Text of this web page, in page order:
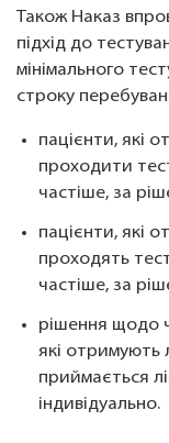
Також Наказ
підхід до
мінімального
строку
пацієнти, які
проходити
частіше, за
пацієнти, які
проходять
частіше, за
рішення щодо
які отримують
приймається
індивідуально.